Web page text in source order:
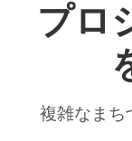
プロ
複雑なまち